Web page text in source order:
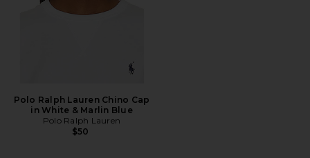
Polo Ralph Lauren Chino Cap
in White & Marlin Blue
Polo Ralph Lauren
$50